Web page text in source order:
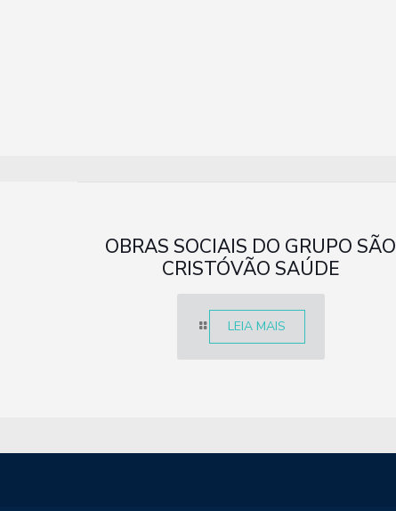
OBRAS SOCIAIS DO GRUPO SÃO
CRISTÓVÃO SAÚDE
LEIA MAIS